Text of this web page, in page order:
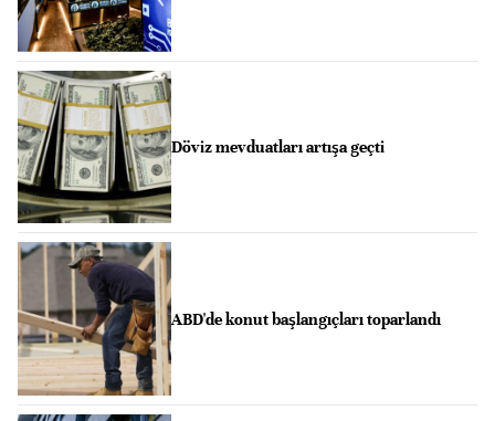
Döviz mevduatları artışa geçti
ABD'de konut başlangıçları toparlandı